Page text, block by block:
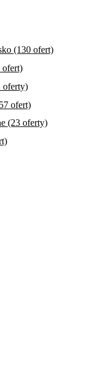
(130 ofert)
ofert)
oferty)
ofert)
(23 oferty)